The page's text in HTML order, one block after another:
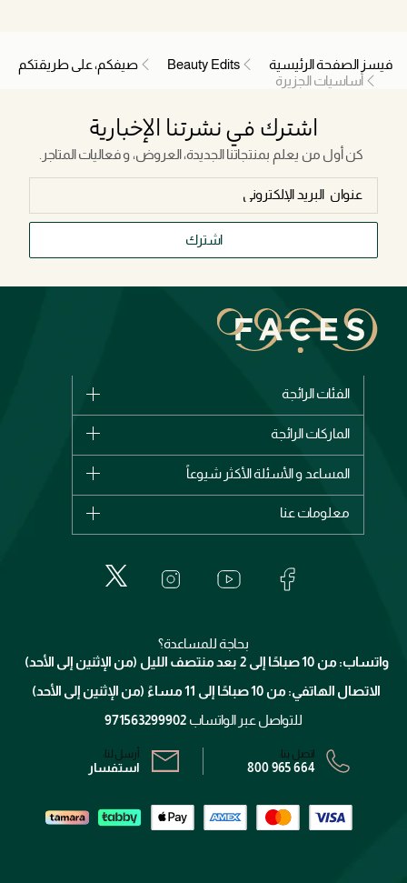
فيسز الصفحة الرئيسية Beauty Edits
صيفكم، على طريقتكم
أساسيات الجزيرة
اشترك في نشرتنا الإخبارية
كن أول من يعلم بمنتجاتنا الجديدة، العروض، و فعاليات المتاجر.
اشترك
الفئات الرائجة
الأكثر مبيعاً
اشترِ بطاقة هدية
الماركات الرائجة
بربري
إيف سان لوران
المساعد و الأسئلة الأكثر شيوعاً
الإرجاع
معلومات عنا
خدمات المعارض
برنامج الولاء ميوز
الشروط و الأحكام
سياسة الخصوصية
بحاجة للمساعدة؟
واتساب: من 10 صباحًا إلى 2 بعد منتصف الليل (من الإثنين إلى الأحد)
الاتصال الهاتفي: من 10 صباحًا إلى 11 مساءً (من الإثنين إلى الأحد)
للتواصل عبر الواتساب 971563299902
اتصل بنا:
800 965 664
أرسل لنا:
استفسار